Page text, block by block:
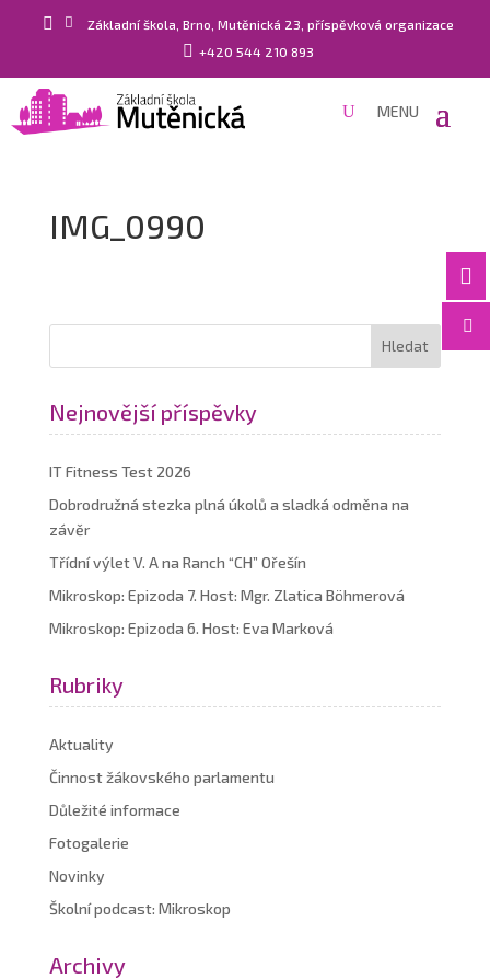
  Základní škola, Brno, Mutěnická 23, příspěvková organizace
 +420 544 210 893


IMG_0990
Nejnovější příspěvky
IT Fitness Test 2026
Dobrodružná stezka plná úkolů a sladká odměna na
závěr
Třídní výlet V. A na Ranch “CH” Ořešín
Mikroskop: Epizoda 7. Host: Mgr. Zlatica Böhmerová
Mikroskop: Epizoda 6. Host: Eva Marková
Rubriky
Aktuality
Činnost žákovského parlamentu
Důležité informace
Fotogalerie
Novinky
Školní podcast: Mikroskop
Archivy